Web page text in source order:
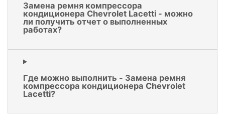
Замена ремня компрессора
кондиционера Chevrolet Lacetti - можно
ли получить отчет о выполненных
работах?
Где можно выполнить - Замена ремня
компрессора кондиционера Chevrolet
Lacetti?